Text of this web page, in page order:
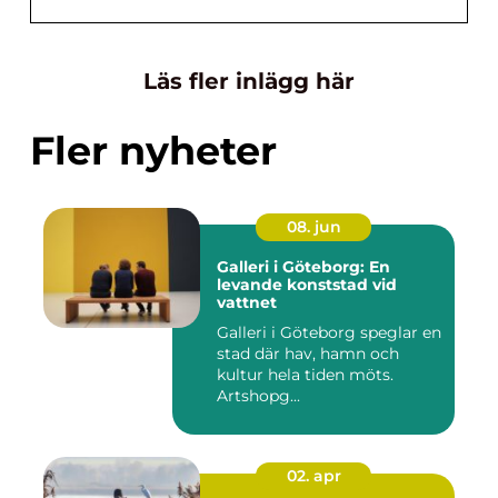
Läs fler inlägg här
Fler nyheter
08. jun
Galleri i Göteborg: En
levande konststad vid
vattnet
Galleri i Göteborg speglar en
stad där hav, hamn och
kultur hela tiden möts.
Artshopg...
02. apr